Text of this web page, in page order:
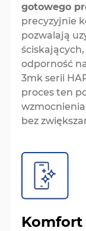
gotowego
precyzyjnie
pozwalają
ściskających,
odporność
3mk serii
proces ten
bez
Komfort